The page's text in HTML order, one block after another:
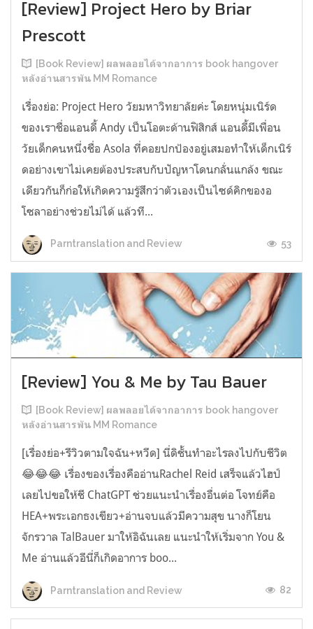
[Review] Project Hero by Briar
Prescott
[Book Review] ผลพลอยได้จากอาการ book hangover
หลังอ่านสารพัน MM Romance
เรื่องย่อ: Project Hero วัยมหาวิทยาลัยค่ะ โดยหนุ่มเนิร์ด
ของเราชื่อแอนดี้ Andy เป็นโอตะด้านฟิสิกส์ แอนดี้มีเพื่อน
วัยเด็กคนหนึ่งชื่อ Asola ที่คอยปกป้องอยู่เสมอทำให้เด็กเนิร์
ดอย่างเขาไม่เคยต้องประสบกับปัญหาโดนกลั่นแกล้ง ขณะ
เดียวกันก็ก่อให้เกิดความรู้สึกว่าตัวเองเป็นไซด์คิกของอ
โซลาอย่างช่วยไม่ได้ แล้วที...
Parntranslation and Review 53
[Review] You & Me by Tau Bauer
[Book Review] ผลพลอยได้จากอาการ book hangover
หลังอ่านสารพัน MM Romance
[เรื่องย่อ+รีวิวตามใจฉัน+หวีด] นี่ดิชั้นทำอะไรลงไปกับชีวิต
😂😂😂 เรื่องของเรื่องคืออ่านRachel Reid เสร็จแล้วไฮป์
เลยไปขอให้ชี ChatGPT ช่วยแนะนำเรื่องอื่นต่อ โจทย์คือ
HEA+พระเอกธงเขียว+อ่านจบแล้วมีความสุข นางก็โยน
จักรวาล TalBauer มาให้อิฉันเลย แนะนำให้เริ่มจาก You &
Me อ่านแล้วอีนี่ก็เกิดอาการ boo...
Parntranslation and Review 82